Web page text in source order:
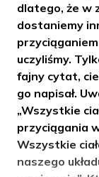
dlatego, że w
dostaniemy
uczyliśmy.
fajny cytat,
go napisał.
„Wszystkie
przyciągania
Wszystkie
naszego